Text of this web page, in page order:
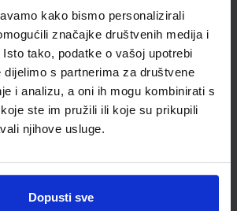
kako bismo personalizirali
značajke društvenih medija i
tako, podatke o vašoj upotrebi
dijelimo s partnerima za društvene
i analizu, a oni ih mogu kombinirati s
ste im pružili ili koje su prikupili
njihove usluge.
Dopusti sve
Omot
za sedmi razred osnovne škole